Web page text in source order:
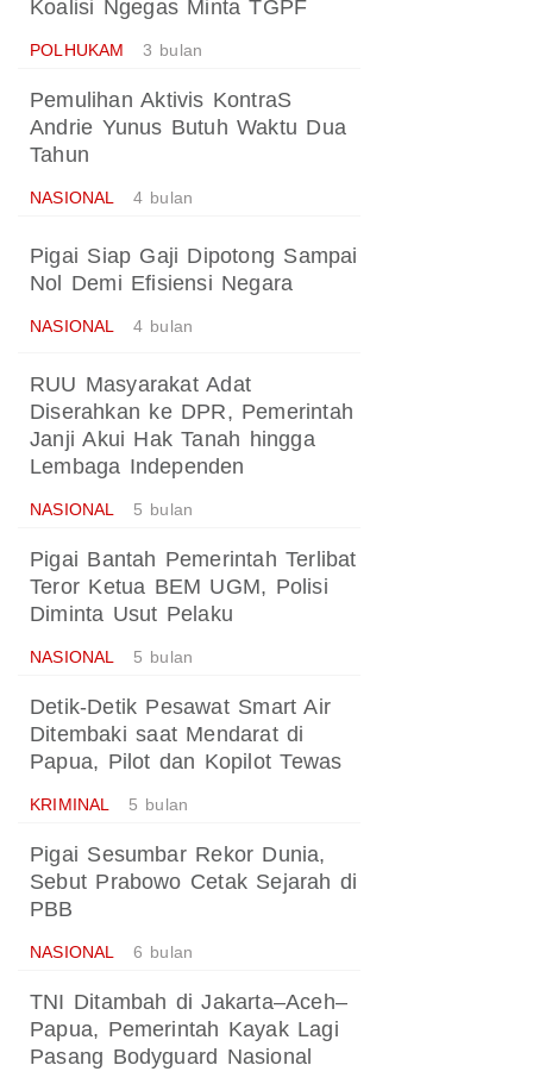
Koalisi Ngegas Minta TGPF
POLHUKAM 3 bulan
Pemulihan Aktivis KontraS
Andrie Yunus Butuh Waktu Dua
Tahun
NASIONAL 4 bulan
Pigai Siap Gaji Dipotong Sampai
Nol Demi Efisiensi Negara
NASIONAL 4 bulan
RUU Masyarakat Adat
Diserahkan ke DPR, Pemerintah
Janji Akui Hak Tanah hingga
Lembaga Independen
NASIONAL 5 bulan
Pigai Bantah Pemerintah Terlibat
Teror Ketua BEM UGM, Polisi
Diminta Usut Pelaku
NASIONAL 5 bulan
Detik-Detik Pesawat Smart Air
Ditembaki saat Mendarat di
Papua, Pilot dan Kopilot Tewas
KRIMINAL 5 bulan
Pigai Sesumbar Rekor Dunia,
Sebut Prabowo Cetak Sejarah di
PBB
NASIONAL 6 bulan
TNI Ditambah di Jakarta–Aceh–
Papua, Pemerintah Kayak Lagi
Pasang Bodyguard Nasional